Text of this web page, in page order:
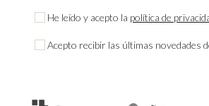
He leído y acepto la política de
Acepto recibir las últimas novedades